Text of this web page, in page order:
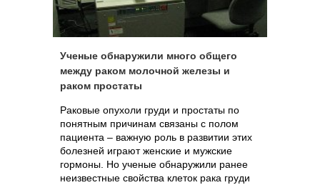
Ученые обнаружили много общего
между раком молочной железы и
раком простаты
Раковые опухоли груди и простаты по
понятным причинам связаны с полом
пациента – важную роль в развитии этих
болезней играют женские и мужские
гормоны. Но ученые обнаружили ранее
неизвестные свойства клеток рака груди